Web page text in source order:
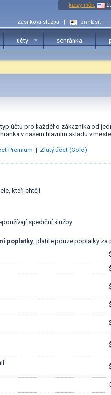
kurzy měn:
Zásilková služba | přihlásit|
účty schránka
účtu pro každého zákazníka od
v našem hlavním skladu v
Premium | Zlatý účet (Gold)
kteří chtějí
spediční služby
poplatky, platíte pouze poplatky za